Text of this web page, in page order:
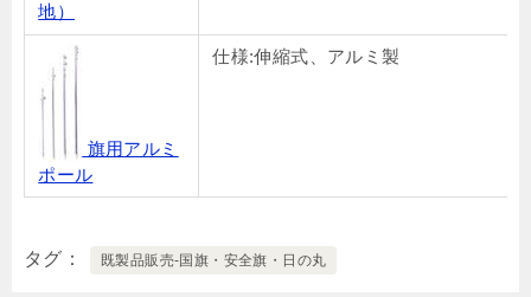
地）
旗用アルミ
ポール
仕様:伸縮式、アルミ製
タグ 既製品販売-国旗・安全旗・日の丸